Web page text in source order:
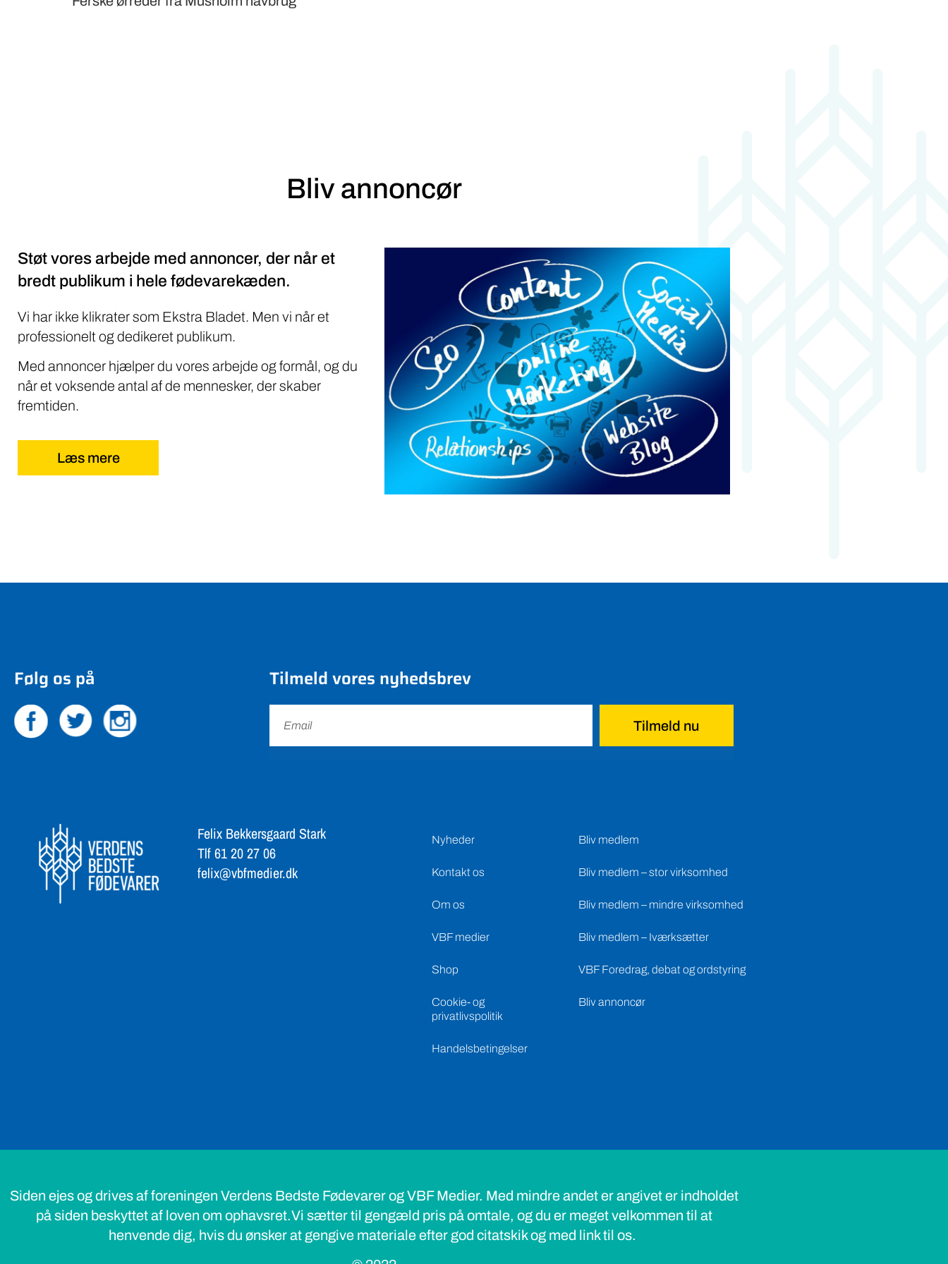
Bliv annoncør
Støt vores arbejde med annoncer, der når et
bredt publikum i hele fødevarekæden.
Vi har ikke klikrater som Ekstra Bladet. Men vi når et
professionelt og dedikeret publikum.
Med annoncer hjælper du vores arbejde og formål, og du
når et voksende antal af de mennesker, der skaber
fremtiden.
Læs mere
Følg os på Tilmeld vores nyhedsbrev
Tilmeld nu
Felix Bekkersgaard Stark
Tlf 61 20 27 06
felix@vbfmedier.dk
Nyheder
Kontakt os
Om os
VBF medier
Shop
Cookie- og
privatlivspolitik
Handelsbetingelser
Bliv medlem
Bliv medlem – stor virksomhed
Bliv medlem – mindre virksomhed
Bliv medlem – Iværksætter
VBF Foredrag, debat og ordstyring
Bliv annoncør
Siden ejes og drives af foreningen Verdens Bedste Fødevarer og VBF Medier. Med mindre andet er angivet er indholdet
på siden beskyttet af loven om ophavsret.Vi sætter til gengæld pris på omtale, og du er meget velkommen til at
henvende dig, hvis du ønsker at gengive materiale efter god citatskik og med link til os.